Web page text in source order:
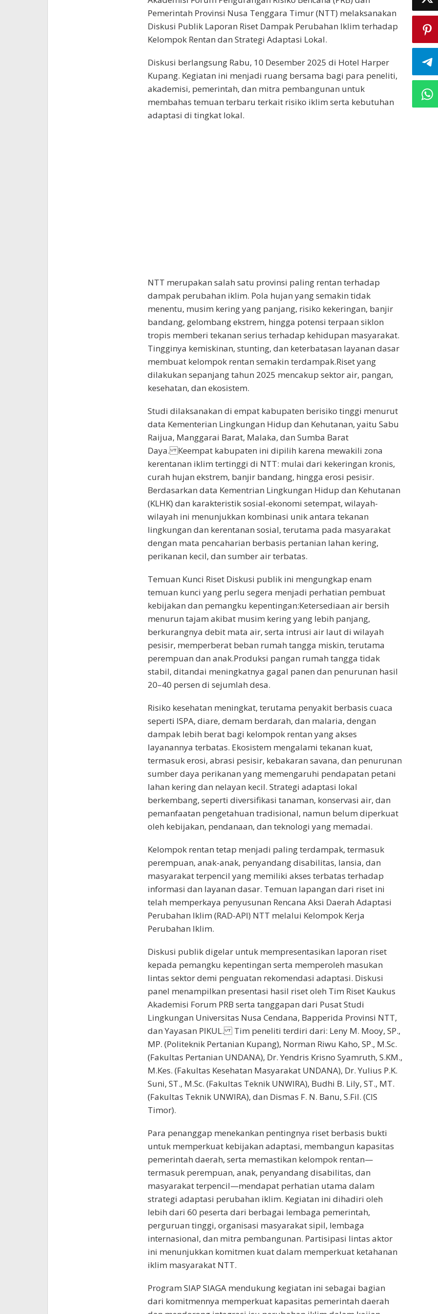
Pemerintah Provinsi Nusa Tenggara Timur (NTT) melaksanakan
Diskusi Publik Laporan Riset Dampak Perubahan Iklim terhadap
Kelompok Rentan dan Strategi Adaptasi Lokal.
Diskusi berlangsung Rabu, 10 Desember 2025 di Hotel Harper
Kupang. Kegiatan ini menjadi ruang bersama bagi para peneliti,
akademisi, pemerintah, dan mitra pembangunan untuk
membahas temuan terbaru terkait risiko iklim serta kebutuhan
adaptasi di tingkat lokal.
NTT merupakan salah satu provinsi paling rentan terhadap
dampak perubahan iklim. Pola hujan yang semakin tidak
menentu, musim kering yang panjang, risiko kekeringan, banjir
bandang, gelombang ekstrem, hingga potensi terpaan siklon
tropis memberi tekanan serius terhadap kehidupan masyarakat.
Tingginya kemiskinan, stunting, dan keterbatasan layanan dasar
membuat kelompok rentan semakin terdampak.Riset yang
dilakukan sepanjang tahun 2025 mencakup sektor air, pangan,
kesehatan, dan ekosistem.
Studi dilaksanakan di empat kabupaten berisiko tinggi menurut
data Kementerian Lingkungan Hidup dan Kehutanan, yaitu Sabu
Raijua, Manggarai Barat, Malaka, dan Sumba Barat
Daya. Keempat kabupaten ini dipilih karena mewakili zona
kerentanan iklim tertinggi di NTT: mulai dari kekeringan kronis,
curah hujan ekstrem, banjir bandang, hingga erosi pesisir.
Berdasarkan data Kementrian Lingkungan Hidup dan Kehutanan
(KLHK) dan karakteristik sosial-ekonomi setempat, wilayah-
wilayah ini menunjukkan kombinasi unik antara tekanan
lingkungan dan kerentanan sosial, terutama pada masyarakat
dengan mata pencaharian berbasis pertanian lahan kering,
perikanan kecil, dan sumber air terbatas.
Temuan Kunci Riset Diskusi publik ini mengungkap enam
temuan kunci yang perlu segera menjadi perhatian pembuat
kebijakan dan pemangku kepentingan:Ketersediaan air bersih
menurun tajam akibat musim kering yang lebih panjang,
berkurangnya debit mata air, serta intrusi air laut di wilayah
pesisir, memperberat beban rumah tangga miskin, terutama
perempuan dan anak.Produksi pangan rumah tangga tidak
stabil, ditandai meningkatnya gagal panen dan penurunan hasil
20–40 persen di sejumlah desa.
Risiko kesehatan meningkat, terutama penyakit berbasis cuaca
seperti ISPA, diare, demam berdarah, dan malaria, dengan
dampak lebih berat bagi kelompok rentan yang akses
layanannya terbatas. Ekosistem mengalami tekanan kuat,
termasuk erosi, abrasi pesisir, kebakaran savana, dan penurunan
sumber daya perikanan yang memengaruhi pendapatan petani
lahan kering dan nelayan kecil. Strategi adaptasi lokal
berkembang, seperti diversifikasi tanaman, konservasi air, dan
pemanfaatan pengetahuan tradisional, namun belum diperkuat
oleh kebijakan, pendanaan, dan teknologi yang memadai.
Kelompok rentan tetap menjadi paling terdampak, termasuk
perempuan, anak-anak, penyandang disabilitas, lansia, dan
masyarakat terpencil yang memiliki akses terbatas terhadap
informasi dan layanan dasar. Temuan lapangan dari riset ini
telah memperkaya penyusunan Rencana Aksi Daerah Adaptasi
Perubahan Iklim (RAD-API) NTT melalui Kelompok Kerja
Perubahan Iklim.
Diskusi publik digelar untuk mempresentasikan laporan riset
kepada pemangku kepentingan serta memperoleh masukan
lintas sektor demi penguatan rekomendasi adaptasi. Diskusi
panel menampilkan presentasi hasil riset oleh Tim Riset Kaukus
Akademisi Forum PRB serta tanggapan dari Pusat Studi
Lingkungan Universitas Nusa Cendana, Bapperida Provinsi NTT,
dan Yayasan PIKUL. Tim peneliti terdiri dari: Leny M. Mooy, SP.,
MP. (Politeknik Pertanian Kupang), Norman Riwu Kaho, SP., M.Sc.
(Fakultas Pertanian UNDANA), Dr. Yendris Krisno Syamruth, S.KM.,
M.Kes. (Fakultas Kesehatan Masyarakat UNDANA), Dr. Yulius P.K.
Suni, ST., M.Sc. (Fakultas Teknik UNWIRA), Budhi B. Lily, ST., MT.
(Fakultas Teknik UNWIRA), dan Dismas F. N. Banu, S.Fil. (CIS
Timor).
Para penanggap menekankan pentingnya riset berbasis bukti
untuk memperkuat kebijakan adaptasi, membangun kapasitas
pemerintah daerah, serta memastikan kelompok rentan—
termasuk perempuan, anak, penyandang disabilitas, dan
masyarakat terpencil—mendapat perhatian utama dalam
strategi adaptasi perubahan iklim. Kegiatan ini dihadiri oleh
lebih dari 60 peserta dari berbagai lembaga pemerintah,
perguruan tinggi, organisasi masyarakat sipil, lembaga
internasional, dan mitra pembangunan. Partisipasi lintas aktor
ini menunjukkan komitmen kuat dalam memperkuat ketahanan
iklim masyarakat NTT.
Program SIAP SIAGA mendukung kegiatan ini sebagai bagian
dari komitmennya memperkuat kapasitas pemerintah daerah